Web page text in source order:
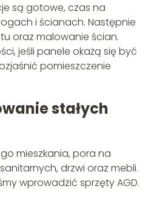
są gotowe, czas na
i ścianach. Następnie
oraz malowanie ścian.
jeśli panele okażą się być
pomieszczenie
stałych
mieszkania, pora na
drzwi oraz mebli.
wprowadzić sprzęty AGD.